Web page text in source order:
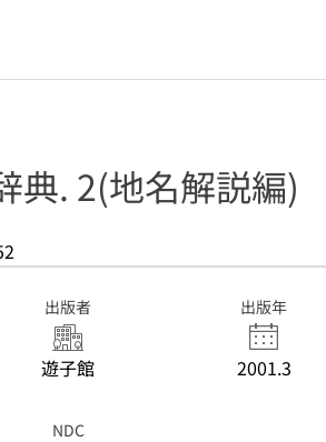
典. 2(地名解説編)
出版者
遊子館
出版年
2001.3
NDC